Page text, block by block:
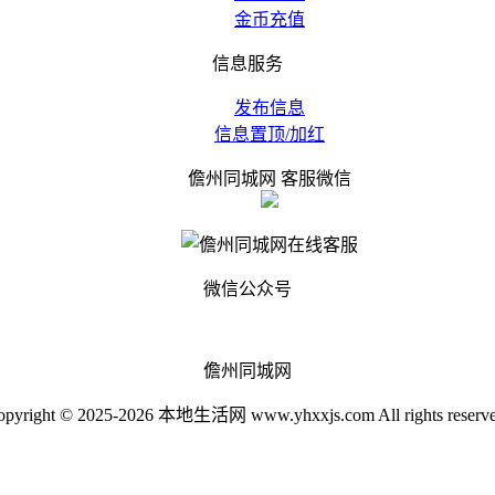
金币充值
信息服务
发布信息
信息置顶/加红
儋州同城网 客服微信
微信公众号
儋州同城网
© 2025-2026 本地生活网 www.yhxxjs.com All rights